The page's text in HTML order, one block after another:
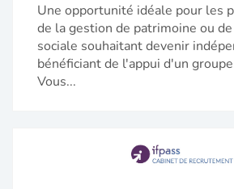
Une opportunité idéale pour les
de la gestion de patrimoine ou
sociale souhaitant devenir
bénéficiant de l'appui d'un
Vous...